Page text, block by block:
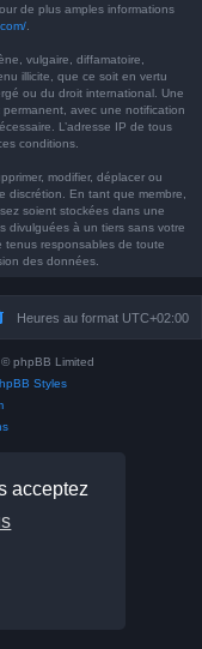
acceptez
de plus amples informations
vulgaire, diffamatoire,
illicite, que ce soit en vertu
ou du droit international. Une
avec une notification
L’adresse IP de tous
conditions.
modifier, déplacer ou
discrétion. En tant que membre,
soient stockées dans une
divulguées à un tiers sans votre
tenus responsables de toute
des données.
Heures au format UTC+02:00
phpBB Limited
Styles